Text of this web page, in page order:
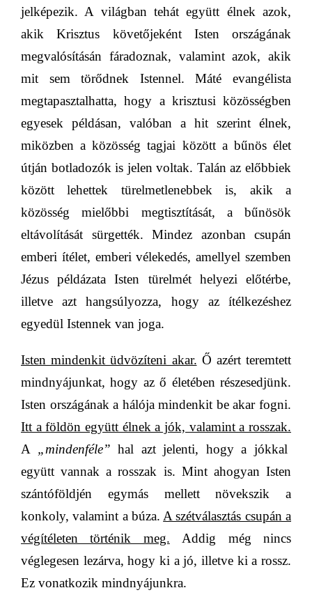
jelképezik. A világban tehát együtt élnek azok,
akik Krisztus követőjeként Isten országának
megvalósításán fáradoznak, valamint azok, akik
mit sem törődnek Istennel. Máté evangélista
megtapasztalhatta, hogy a krisztusi közösségben
egyesek példásan, valóban a hit szerint élnek,
miközben a közösség tagjai között a bűnös élet
útján botladozók is jelen voltak. Talán az előbbiek
között lehettek türelmetlenebbek is, akik a
közösség mielőbbi megtisztítását, a bűnösök
eltávolítását sürgették. Mindez azonban csupán
emberi ítélet, emberi vélekedés, amellyel szemben
Jézus példázata Isten türelmét helyezi előtérbe,
illetve azt hangsúlyozza, hogy az ítélkezéshez
egyedül Istennek van joga.
Isten mindenkit üdvözíteni akar. Ő azért teremtett
mindnyájunkat, hogy az ő életében részesedjünk.
Isten országának a hálója mindenkit be akar fogni.
Itt a földön együtt élnek a jók, valamint a rosszak.
A „mindenféle” hal azt jelenti, hogy a jókkal
együtt vannak a rosszak is. Mint ahogyan Isten
szántóföldjén egymás mellett növekszik a
konkoly, valamint a búza. A szétválasztás csupán a
végítéleten történik meg.
Addig még nincs
véglegesen lezárva, hogy ki a jó, illetve ki a rossz.
Ez vonatkozik mindnyájunkra.